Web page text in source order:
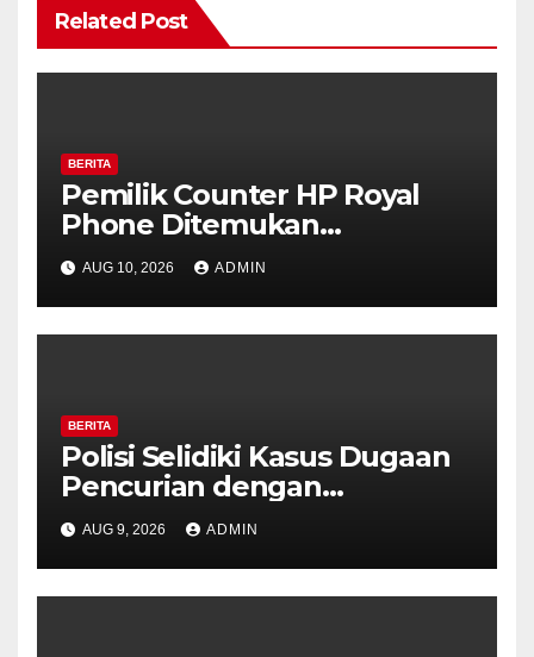
Related Post
BERITA
Pemilik Counter HP Royal
Phone Ditemukan
Meninggal di Dalam Mobil di
Grobogan, Polisi Dalami
Keterkaitan dengan Kasus
Pencurian.
AUG 10, 2026 ADMIN
BERITA
Polisi Selidiki Kasus Dugaan
Pencurian dengan
Kekerasan di Counter HP
Royal Phone Ambarawa.
AUG 9, 2026 ADMIN